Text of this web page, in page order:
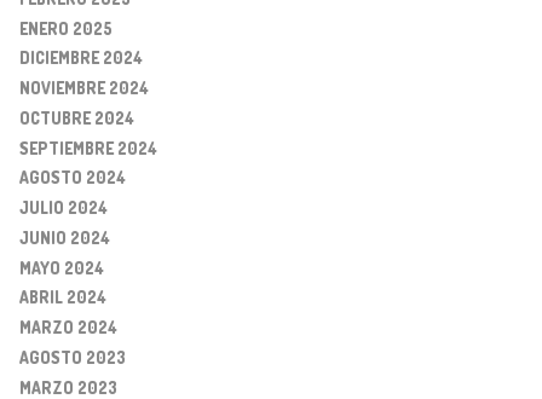
ENERO 2025
DICIEMBRE 2024
NOVIEMBRE 2024
OCTUBRE 2024
SEPTIEMBRE 2024
AGOSTO 2024
JULIO 2024
JUNIO 2024
MAYO 2024
ABRIL 2024
MARZO 2024
AGOSTO 2023
MARZO 2023